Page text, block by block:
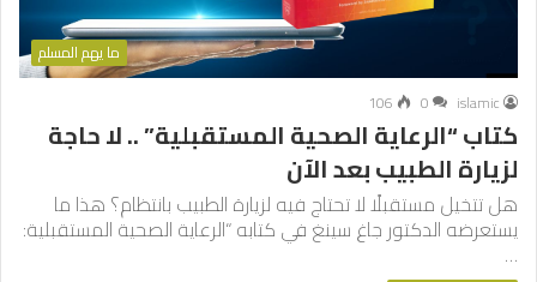
ما يهم المسلم
islamic
0
106
كتاب “الرعاية الصحية المستقبلية” .. لا حاجة
لزيارة الطبيب بعد الآن
هل تتخيل مستقبلًا لا تحتاج فيه لزيارة الطبيب بانتظام؟ هذا ما
يستعرضه الدكتور جاغ سينغ في كتابه “الرعاية الصحية المستقبلية:
…